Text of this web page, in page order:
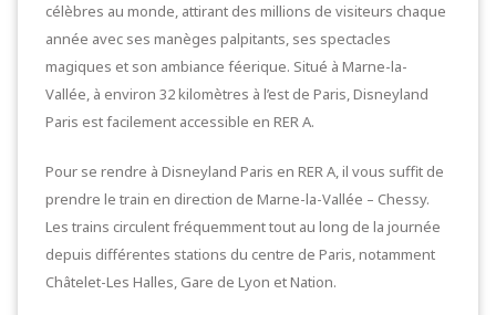
célèbres au monde, attirant des millions de visiteurs chaque
année avec ses manèges palpitants, ses spectacles
magiques et son ambiance féerique. Situé à Marne-la-
Vallée, à environ 32 kilomètres à l’est de Paris, Disneyland
Paris est facilement accessible en RER A.
Pour se rendre à Disneyland Paris en RER A, il vous suffit de
prendre le train en direction de Marne-la-Vallée – Chessy.
Les trains circulent fréquemment tout au long de la journée
depuis différentes stations du centre de Paris, notamment
Châtelet-Les Halles, Gare de Lyon et Nation.